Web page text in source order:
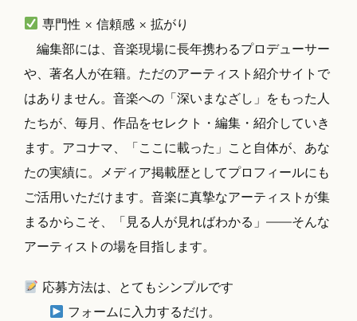
専門性 × 信頼感 × 拡がり
編集部には、音楽現場に長年携わるプロデューサー
や、著名人が在籍。ただのアーティスト紹介サイトで
はありません。音楽への「深いまなざし」をもった人
たちが、毎月、作品をセレクト・編集・紹介していき
ます。アコナマ、「ここに載った」こと自体が、あな
たの実績に。メディア掲載歴としてプロフィールにも
ご活用いただけます。音楽に真摯なアーティストが集
まるからこそ、「見る人が見ればわかる」――そんな
アーティストの場を目指します。
応募方法は、とてもシンプルです
フォームに入力するだけ。